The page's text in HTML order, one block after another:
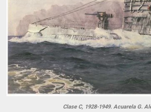
Clase C, 1928-1949. Acuarela G.